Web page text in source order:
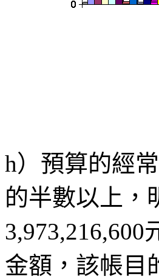
h）預算的經
的半數以上，
3,973,216,600
金額，該帳目